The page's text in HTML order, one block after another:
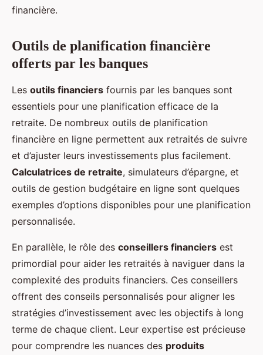
financière.
Outils de planification financière
offerts par les banques
Les outils financiers fournis par les banques sont
essentiels pour une planification efficace de la
retraite. De nombreux outils de planification
financière en ligne permettent aux retraités de suivre
et d’ajuster leurs investissements plus facilement.
Calculatrices de retraite, simulateurs d’épargne, et
outils de gestion budgétaire en ligne sont quelques
exemples d’options disponibles pour une planification
personnalisée.
En parallèle, le rôle des conseillers financiers est
primordial pour aider les retraités à naviguer dans la
complexité des produits financiers. Ces conseillers
offrent des conseils personnalisés pour aligner les
stratégies d’investissement avec les objectifs à long
terme de chaque client. Leur expertise est précieuse
pour comprendre les nuances des produits